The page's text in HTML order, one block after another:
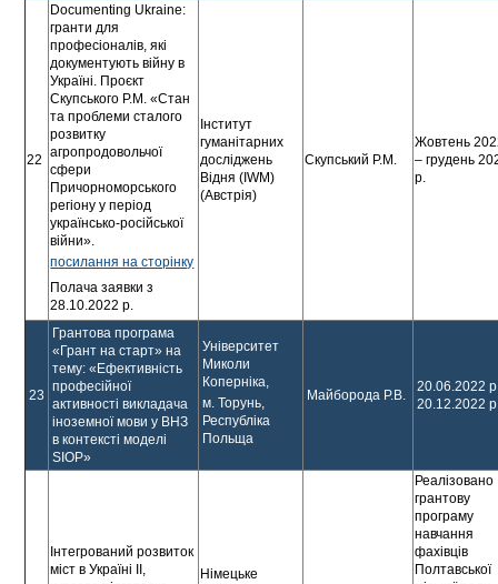
22
Documenting Ukraine:
гранти для
професіоналів, які
документують війну в
Україні. Проєкт
Скупського Р.М. «Стан
та проблеми сталого
розвитку
агропродовольчої
сфери
Причорноморського
регіону у період
українсько-російської
війни».
посилання на сторінку
Полача заявки з
28.10.2022 р.
Інститут
гуманітарних
досліджень
Відня (IWM)
(Австрія)
Скупський Р.М.
Жовтень
– грудень
р.
23
Грантова програма
«Грант на старт» на
тему: «Ефективність
професійної
активності викладача
іноземної мови у ВНЗ
в контексті моделі
SIOP»
Університет
Миколи
Коперніка,
м. Торунь,
Республіка
Польща
Майборода Р.В.
20.06.2022
20.12.2022
Інтегрований розвиток
міст в Україні ІІ,
Німецьке
Реалізовано
грантову
програму
навчання
фахівців
Полтавської